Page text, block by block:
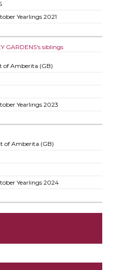
Yearlings 2021
GARDENS's siblings
of Amberita (GB)
Yearlings 2023
of Amberita (GB)
Yearlings 2024